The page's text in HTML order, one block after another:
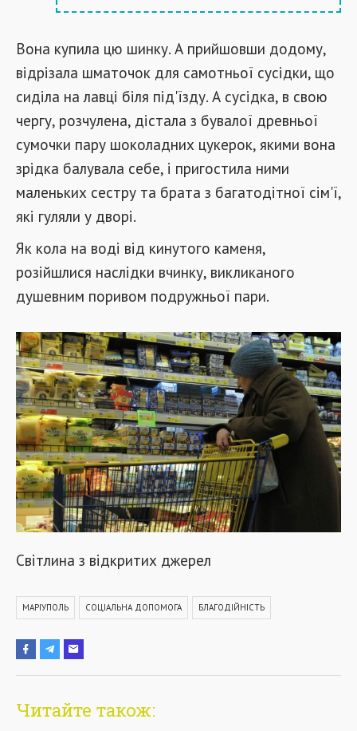
Вона купила цю шинку. А прийшовши додому,
відрізала шматочок для самотньої сусідки, що
сиділа на лавці біля під'їзду. А сусідка, в свою
чергу, розчулена, дістала з бувалої древньої
сумочки пару шоколадних цукерок, якими вона
зрідка балувала себе, і пригостила ними
маленьких сестру та брата з багатодітної сім'ї,
які гуляли у дворі.
Як кола на воді від кинутого каменя,
розійшлися наслідки вчинку, викликаного
душевним поривом подружньої пари.
Світлина з відкритих джерел
МАРІУПОЛЬ СОЦІАЛЬНА ДОПОМОГА БЛАГОДІЙНІСТЬ
Читайте також: